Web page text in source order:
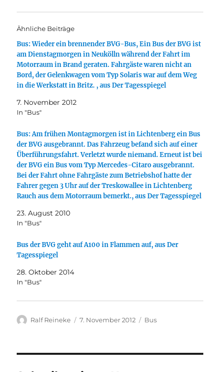
Ähnliche Beiträge
Bus: Wieder ein brennender BVG-Bus, Ein Bus der BVG ist
am Dienstagmorgen in Neukölln während der Fahrt im
Motorraum in Brand geraten. Fahrgäste waren nicht an
Bord, der Gelenkwagen vom Typ Solaris war auf dem Weg
in die Werkstatt in Britz. , aus Der Tagesspiegel
7. November 2012
In "Bus"
Bus: Am frühen Montagmorgen ist in Lichtenberg ein Bus
der BVG ausgebrannt. Das Fahrzeug befand sich auf einer
Überführungsfahrt. Verletzt wurde niemand. Erneut ist bei
der BVG ein Bus vom Typ Mercedes-Citaro ausgebrannt.
Bei der Fahrt ohne Fahrgäste zum Betriebshof hatte der
Fahrer gegen 3 Uhr auf der Treskowallee in Lichtenberg
Rauch aus dem Motorraum bemerkt., aus Der Tagesspiegel
23. August 2010
In "Bus"
Bus der BVG geht auf A100 in Flammen auf, aus Der
Tagesspiegel
28. Oktober 2014
In "Bus"
Autor
Ralf Reineke
Veröffentlicht
7. November 2012 Kategorien
Bus